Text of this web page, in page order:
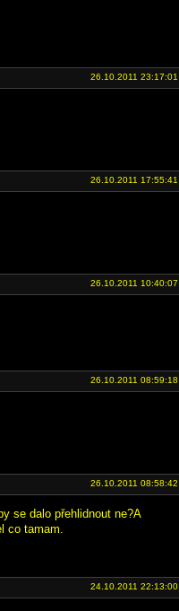
26.10.2011 23:17:01
26.10.2011 17:55:41
26.10.2011 10:40:07
26.10.2011 08:59:18
26.10.2011 08:58:42
se dalo přehlidnout ne?A
co tamam.
24.10.2011 22:13:00